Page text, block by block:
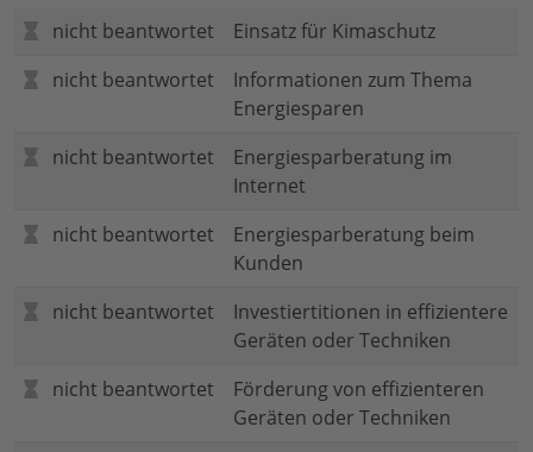
nicht beantwortet
Einsatz für Kimaschutz
nicht beantwortet
Informationen zum Thema
Energiesparen
nicht beantwortet
Energiesparberatung im
Internet
nicht beantwortet
Energiesparberatung beim
Kunden
nicht beantwortet
Investiertitionen in effizientere
Geräten oder Techniken
nicht beantwortet
Förderung von effizienteren
Geräten oder Techniken